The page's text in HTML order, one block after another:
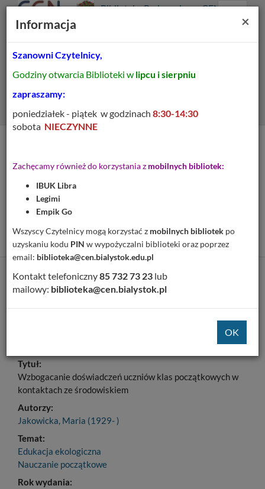
główne
główna
Prolib
główna
Biblioteka Pedagogiczna CEN
Menu
uczniów klas
początkowych w
kontaktach ze
środowiskiem
Cytuj
Tytuł:
Wzbogacanie doświadczeń uczniów klas początkowych w
kontaktach ze środowiskiem
Autorzy:
Jakowicka, Maria (1929- )
Temat:
Edukacja ekologiczna
Nauczanie początkowe
Rok wydania:
×
Informacja
Szanowni Czytelnicy,
Godziny otwarcia Biblioteki w lipcu i sierpniu
zapraszamy:
poniedziałek - piątek w godzinach 8:30-14:30
sobota NIECZYNNE
Zachęcamy również do korzystania z mobilnych bibliotek:
IBUK Libra
Legimi
Empik Go
Wszyscy Czytelnicy mogą korzystać z mobilnych bibliotek po
uzyskaniu kodu PIN w wypożyczalni biblioteki oraz poprzez
email: biblioteka@cen.bialystok.edu.pl
Kontakt telefoniczny85 732 73 23 lub
mailowy: biblioteka@cen.bialystok.pl